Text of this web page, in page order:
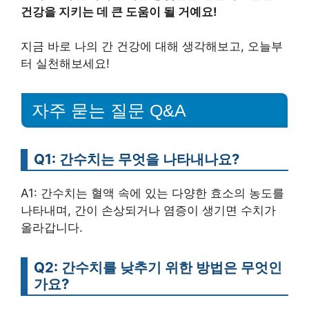
건강을 지키는 데 큰 도움이 될 거예요!
지금 바로 나의 간 건강에 대해 생각해보고, 오늘부
터 실천해보세요!
자주 묻는 질문 Q&A
Q1: 간수치는 무엇을 나타내나요?
A1: 간수치는 혈액 속에 있는 다양한 효소의 농도를
나타내며, 간이 손상되거나 염증이 생기면 수치가
올라갑니다.
Q2: 간수치를 낮추기 위한 방법은 무엇인
가요?